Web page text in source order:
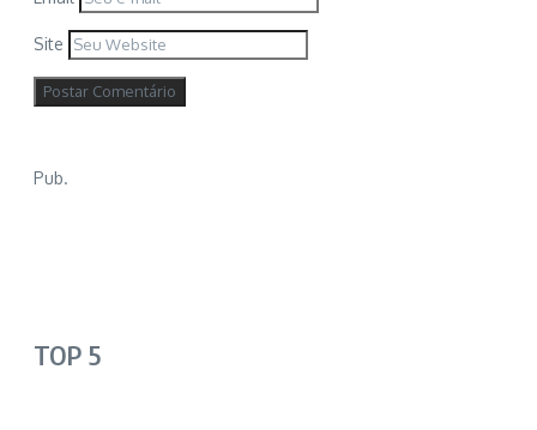
Site
Pub.
TOP 5